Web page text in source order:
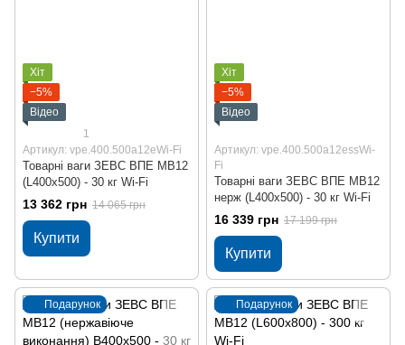
Хіт
−5%
Відео
1
Артикул: vpe.400.500a12eWi-Fi
Товарні ваги ЗЕВС ВПЕ МВ12
(L400x500) - 30 кг Wi-Fi
13 362 грн 14 065 грн
Купити
Хіт
−5%
Відео
Артикул: vpe.400.500a12essWi-
Fi
Товарні ваги ЗЕВС ВПЕ МВ12
нерж (L400x500) - 30 кг Wi-Fi
16 339 грн 17 199 грн
Купити
Подарунок Подарунок